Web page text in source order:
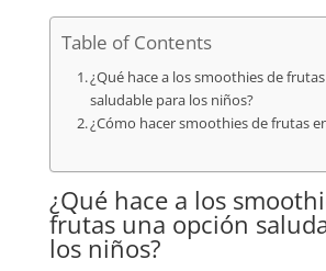
Table of Contents
¿Qué hace a los smoothies de
saludable para los niños?
¿Cómo hacer smoothies de frutas
¿Qué hace a los
frutas una opción
los niños?